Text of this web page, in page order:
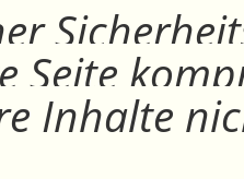
Seite
Inhalte